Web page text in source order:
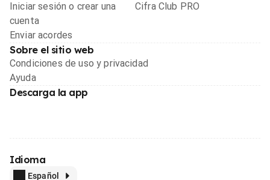
Iniciar sesión o crear una
cuenta
Enviar acordes
Cifra Club PRO
Sobre el sitio web
Condiciones de uso y privacidad
Ayuda
Descarga la app
Idioma
Español